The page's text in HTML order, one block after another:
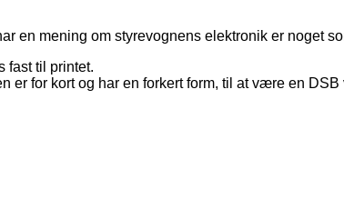
en mening om styrevognens elektronik er noget
fast til printet.
er for kort og har en forkert form, til at være en DSB